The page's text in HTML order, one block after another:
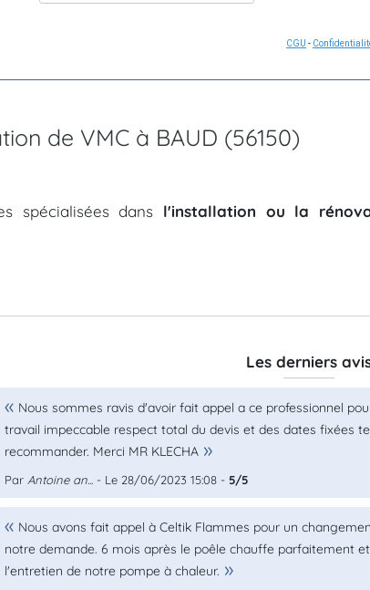
CGU -
de VMC à BAUD (56150)
spécialisées dans l'installation ou la
Les derniers
Nous sommes ravis d'avoir fait appel a ce professionnel
travail impeccable respect total du devis et des dates fixées
recommander. Merci MR KLECHA
Par Antoine an... - Le 28/06/2023 15:08 - 5/5
Nous avons fait appel à Celtik Flammes pour un
notre demande. 6 mois après le poêle chauffe parfaitement
l'entretien de notre pompe à chaleur.